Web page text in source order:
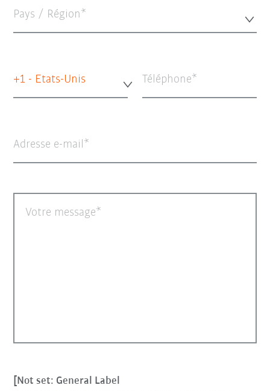
Pays / Région*
+1 - Etats-Unis Téléphone
Adresse e-mail
Votre message
[Not set: General Label